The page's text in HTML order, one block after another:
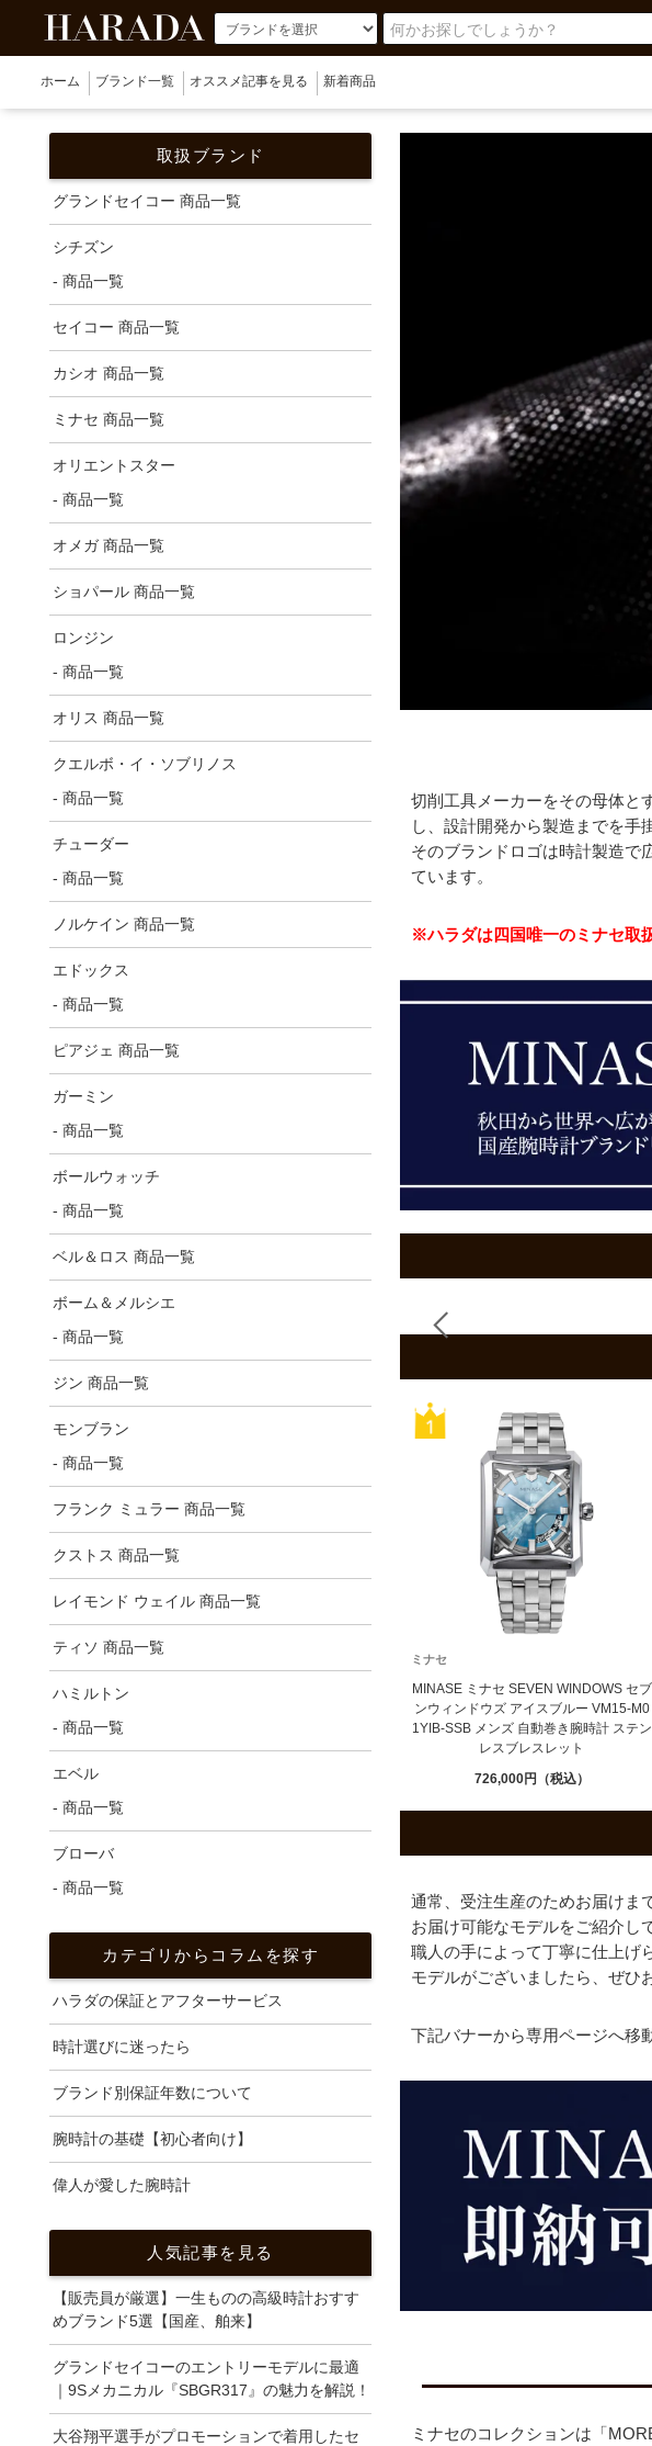
ホーム ブランド一覧 オススメ記事を見る 新着商品
切削工具メーカーをその母体と
し、設計開発から製造までを手
そのブランドロゴは時計製造で
ています。
※ハラダは四国唯一のミナセ取
ミナセ
MINASE ミナセ SEVEN WINDOWS セブ
ンウィンドウズ アイスブルー VM15-M0
1YIB-SSB メンズ 自動巻き腕時計 ステン
レスブレスレット
726,000
通常、受注生産のためお届けま
お届け可能なモデルをご紹介し
職人の手によって丁寧に仕上げ
モデルがございましたら、ぜひ
下記バナーから専用ページへ移
ミナセのコレクションは「
取扱ブランド
グランドセイコー 商品一覧
シチズン
- 商品一覧
セイコー 商品一覧
カシオ 商品一覧
ミナセ 商品一覧
オリエントスター
- 商品一覧
オメガ 商品一覧
ショパール 商品一覧
ロンジン
- 商品一覧
オリス 商品一覧
クエルボ・イ・ソブリノス
- 商品一覧
チューダー
- 商品一覧
ノルケイン 商品一覧
エドックス
- 商品一覧
ピアジェ 商品一覧
ガーミン
- 商品一覧
ボールウォッチ
- 商品一覧
ベル＆ロス 商品一覧
ボーム＆メルシエ
- 商品一覧
ジン 商品一覧
モンブラン
- 商品一覧
フランク ミュラー 商品一覧
クストス 商品一覧
レイモンド ウェイル 商品一覧
ティソ 商品一覧
ハミルトン
- 商品一覧
エベル
- 商品一覧
ブローバ
- 商品一覧
カテゴリからコラムを探す
ハラダの保証とアフターサービス
時計選びに迷ったら
ブランド別保証年数について
腕時計の基礎【初心者向け】
偉人が愛した腕時計
人気記事を見る
【販売員が厳選】一生ものの高級時計おすす
めブランド5選【国産、舶来】
グランドセイコーのエントリーモデルに最適
｜9Sメカニカル『SBGR317』の魅力を解説！
大谷翔平選手がプロモーションで着用したセ